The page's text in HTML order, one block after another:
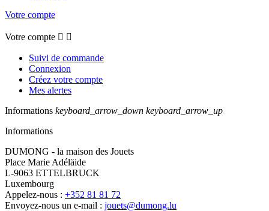
Votre compte
Votre compte  
Suivi de commande
Connexion
Créez votre compte
Mes alertes
Informations keyboard_arrow_down keyboard_arrow_up
Informations
DUMONG - la maison des Jouets
Place Marie Adéläide
L-9063 ETTELBRUCK
Luxembourg
Appelez-nous : +352 81 81 72
Envoyez-nous un e-mail : jouets@dumong.lu